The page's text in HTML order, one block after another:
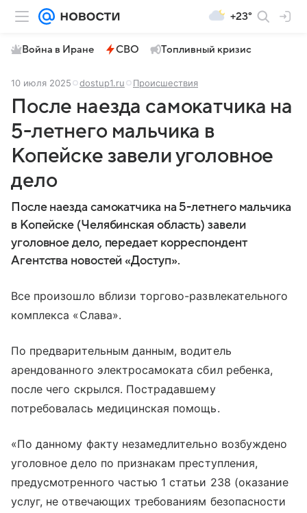
+23°
Война в Иране СВО Топливный кризис
10 июля 2025 dostup1.ru Происшествия
После наезда самокатчика на
5-летнего мальчика в
Копейске завели уголовное
дело
После наезда самокатчика на 5-летнего мальчика
в Копейске (Челябинская область) завели
уголовное дело, передает корреспондент
Агентства новостей «Доступ».
Все произошло вблизи торгово-развлекательного
комплекса «Слава».
По предварительным данным, водитель
арендованного электросамоката сбил ребенка,
после чего скрылся. Пострадавшему
потребовалась медицинская помощь.
«По данному факту незамедлительно возбуждено
уголовное дело по признакам преступления,
предусмотренного частью 1 статьи 238 (оказание
услуг, не отвечающих требованиям безопасности